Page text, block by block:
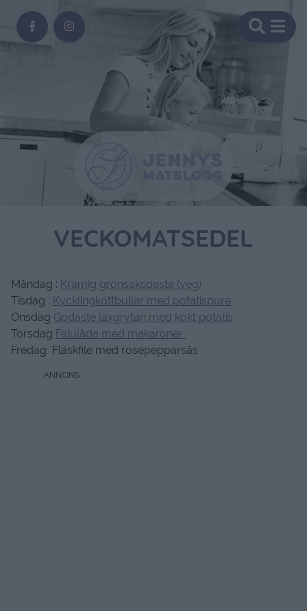
VECKOMATSEDEL
Måndag : Krämig grönsakspasta (veg)
Tisdag : Kycklingköttbullar med potatispure
Onsdag Godaste laxgrytan med kokt potatis
Torsdag Falulåda med makaroner
Fredag Fläskfile med rosepepparsås